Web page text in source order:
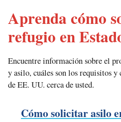
Aprenda cómo
refugio en
Encuentre información sobre el
y asilo, cuáles son los requisitos y
de EE. UU. cerca de usted.
Cómo solicitar asilo